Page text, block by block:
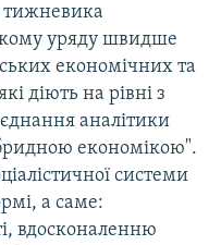
тижневика
уряду швидше
економічних та
діють на рівні з
аналітики
економікою".
системи
а саме:
вдосконаленню